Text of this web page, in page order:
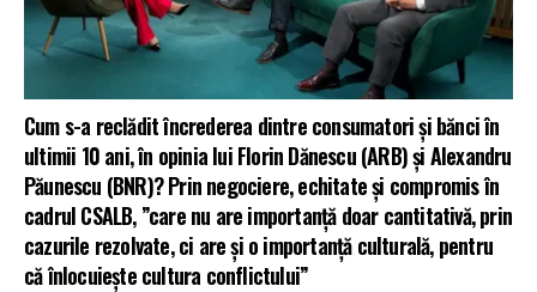
Cum s-a reclădit încrederea dintre consumatori și bănci în
ultimii 10 ani, în opinia lui Florin Dănescu (ARB) și Alexandru
Păunescu (BNR)? Prin negociere, echitate și compromis în
cadrul CSALB, ”care nu are importanță doar cantitativă, prin
cazurile rezolvate, ci are și o importanță culturală, pentru
că înlocuiește cultura conflictului”